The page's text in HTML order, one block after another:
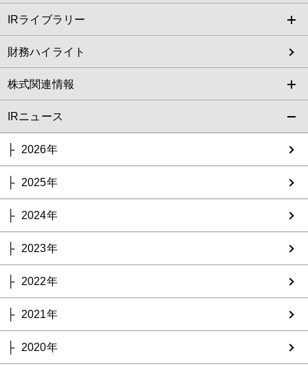
IRライブラリー
財務ハイライト
株式関連情報
IRニュース
2026年
2025年
2024年
2023年
2022年
2021年
2020年